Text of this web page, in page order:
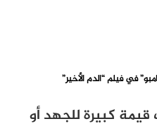
في فيلم “الدم الأخير”
كبيرة للجهد أو